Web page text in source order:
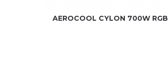
AEROCOOL CYLON 700W RGB